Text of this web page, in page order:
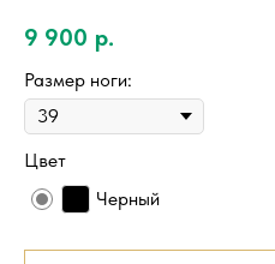
9 900 р.
Размер ноги:
Цвет
Черный